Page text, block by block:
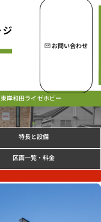
お問い合わせ
東岸和田ライゼホビー
特長と設備
区画一覧・料金